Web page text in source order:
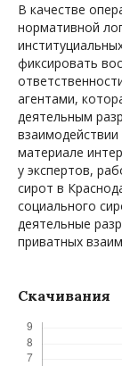
В качестве
нормативной
фиксировать
агентами,
деятельным
материале
у экспертов,
сирот в
социального
деятельные
приватных
Скачивания